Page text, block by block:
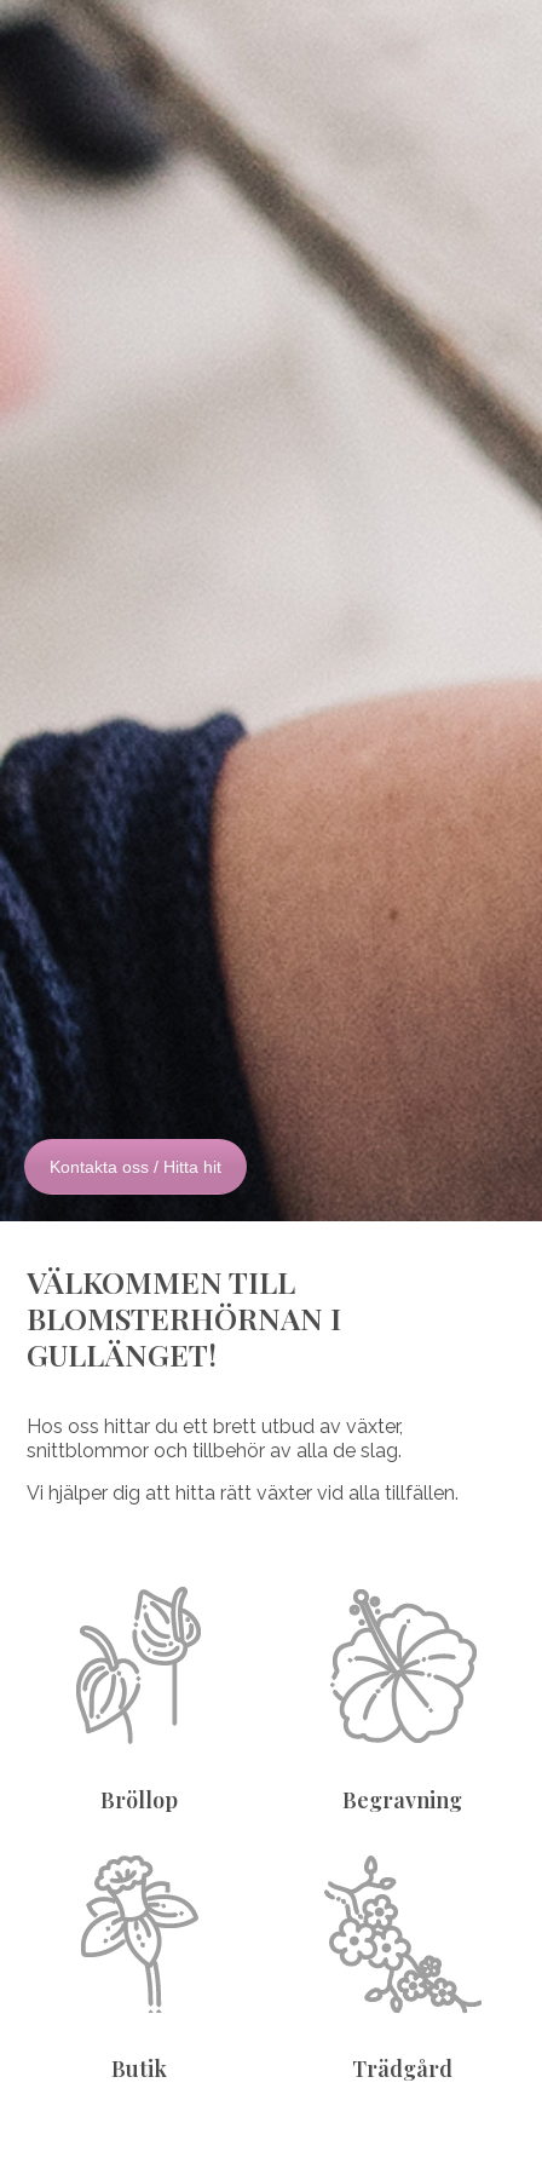
Kontakta oss / Hitta hit
VÄLKOMMEN TILL
BLOMSTERHÖRNAN I
GULLÄNGET!
Hos oss hittar du ett brett utbud av växter,
snittblommor och tillbehör av alla de slag.
Vi hjälper dig att hitta rätt växter vid alla tillfällen.
Bröllop Begravning
Butik Trädgård